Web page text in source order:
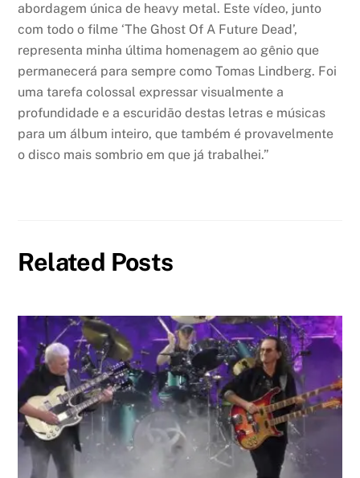
abordagem única de heavy metal. Este vídeo, junto
com todo o filme ‘The Ghost Of A Future Dead’,
representa minha última homenagem ao gênio que
permanecerá para sempre como Tomas Lindberg. Foi
uma tarefa colossal expressar visualmente a
profundidade e a escuridão destas letras e músicas
para um álbum inteiro, que também é provavelmente
o disco mais sombrio em que já trabalhei.”
Related Posts